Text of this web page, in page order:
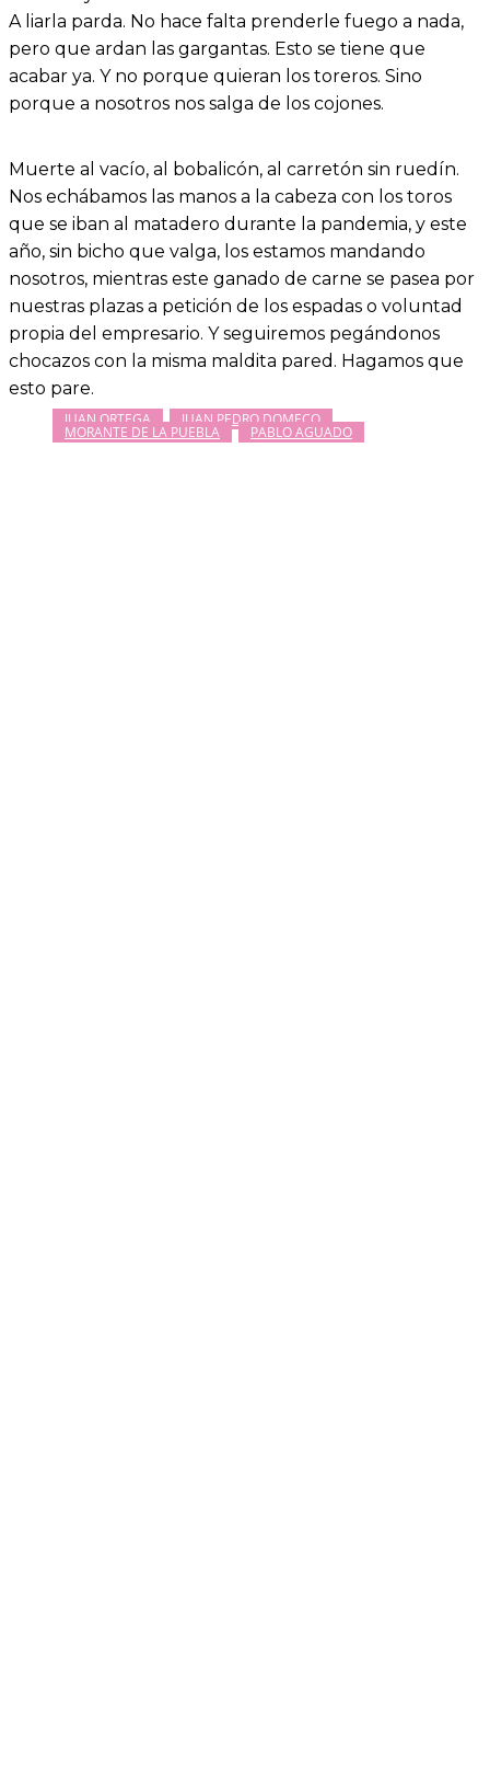
A liarla parda. No hace falta prenderle fuego a nada,
pero que ardan las gargantas. Esto se tiene que
acabar ya. Y no porque quieran los toreros. Sino
porque a nosotros nos salga de los cojones.
Muerte al vacío, al bobalicón, al carretón sin ruedín.
Nos echábamos las manos a la cabeza con los toros
que se iban al matadero durante la pandemia, y este
año, sin bicho que valga, los estamos mandando
nosotros, mientras este ganado de carne se pasea por
nuestras plazas a petición de los espadas o voluntad
propia del empresario. Y seguiremos pegándonos
chocazos con la misma maldita pared. Hagamos que
esto pare.
JUAN ORTEGA JUAN PEDRO DOMECQ
MORANTE DE LA PUEBLA PABLO AGUADO